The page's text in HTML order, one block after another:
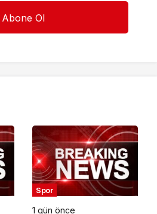
Spor
1 gün önce